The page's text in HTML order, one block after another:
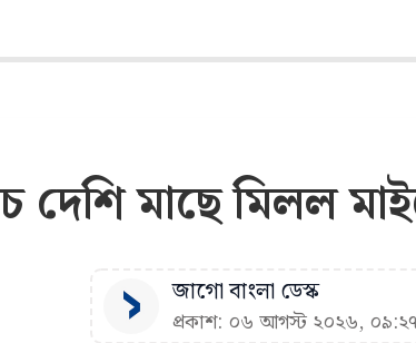
দেশি মাছে মিলল
জাগো বাংলা ডেস্ক
প্রকাশ: ০৬ আগস্ট ২০২৬,